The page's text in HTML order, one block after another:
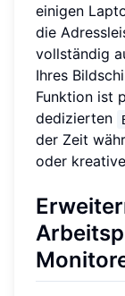
einigen
die
vollständig
Ihres
Funktion ist
dedizierten
der Zeit
oder